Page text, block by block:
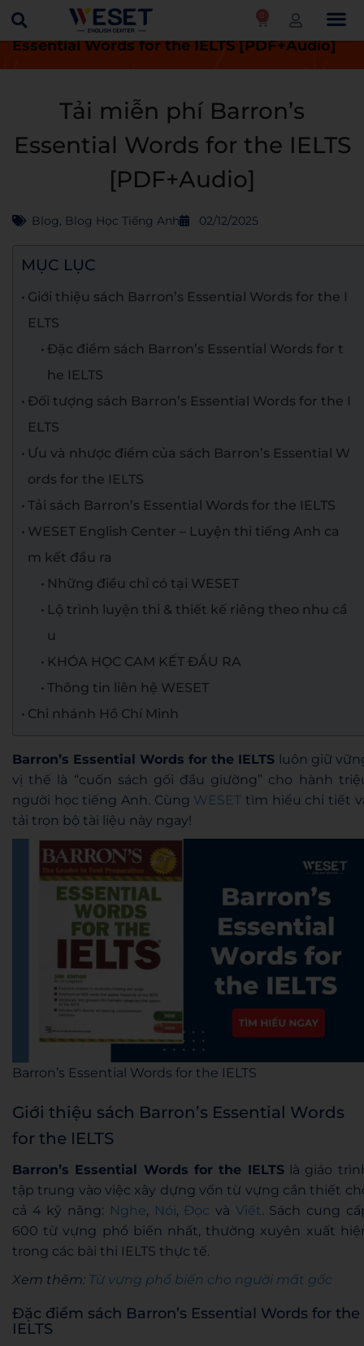
0
Trang chủ Blog
Tải miễn phí Barron’s
Essential Words for the IELTS [PDF+Audio]
Tải miễn phí Barron’s
Essential Words for the IELTS
[PDF+Audio]
Blog, Blog Học Tiếng Anh 02/12/2025
MỤC LỤC
Giới thiệu sách Barron’s Essential Words for the I
ELTS
Đặc điểm sách Barron’s Essential Words for t
he IELTS
Đối tượng sách Barron’s Essential Words for the I
ELTS
Ưu và nhược điểm của sách Barron’s Essential W
ords for the IELTS
Tải sách Barron’s Essential Words for the IELTS
WESET English Center – Luyện thi tiếng Anh ca
m kết đầu ra
Những điều chỉ có tại WESET
Lộ trình luyện thi & thiết kế riêng theo nhu cầ
u
KHÓA HỌC CAM KẾT ĐẦU RA
Thông tin liên hệ WESET
Chi nhánh Hồ Chí Minh
Barron’s Essential Words for the IELTS luôn giữ
vị thế là “cuốn sách gối đầu giường” cho hành
người học tiếng Anh. Cùng WESET tìm hiểu chi tiết
tải trọn bộ tài liệu này ngay!
Barron’s Essential Words for the IELTS
Giới thiệu sách Barron’s Essential Words
for the IELTS
Barron’s Essential Words for the IELTSlà giáo
tập trung vào việc xây dựng vốn từ vựng cần thiết
cả 4 kỹ năng: Nghe, Nói,Đọc và Viết. Sách cung
600 từ vựng phổ biến nhất, thường xuyên xuất
trong các bài thi IELTS thực tế.
Xem thêm: Từ vựng phổ biến cho người mất gốc
Đặc điểm sách Barron’s Essential Words for the
IELTS